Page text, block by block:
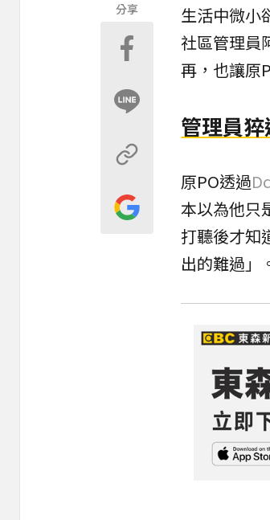
分享
生活中微小
社區管理員
再，也讓原
管理員
原PO透過
本以為他只
打聽後才知
出的難過」